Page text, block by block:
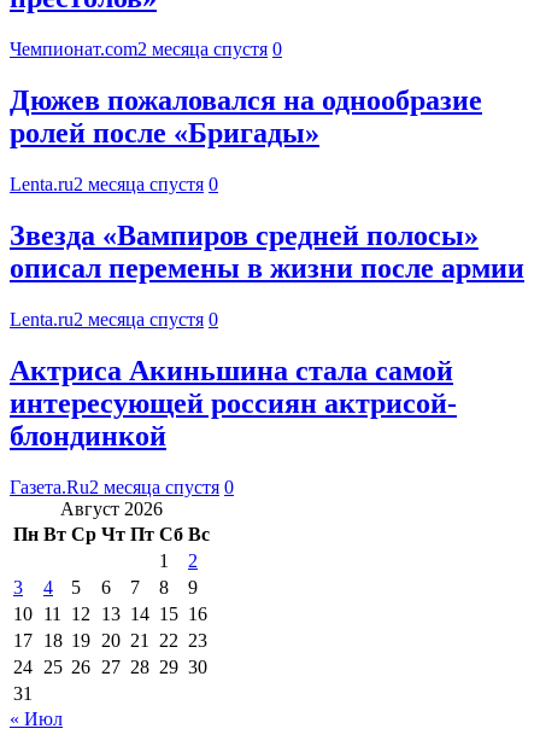
Чемпионат.com2 месяца спустя 0
Дюжев пожаловался на однообразие
ролей после «Бригады»
Lenta.ru2 месяца спустя 0
Звезда «Вампиров средней полосы»
описал перемены в жизни после армии
Lenta.ru2 месяца спустя 0
Актриса Акиньшина стала самой
интересующей россиян актрисой-
блондинкой
Газета.Ru2 месяца спустя 0
Август 2026
Пн Вт Ср Чт Пт Сб Вс
1
2
3
4 5 6 7 8
9
10 11 12 13 14 15 16
17 18 19 20 21 22 23
24 25 26 27 28 29 30
31
« Июл